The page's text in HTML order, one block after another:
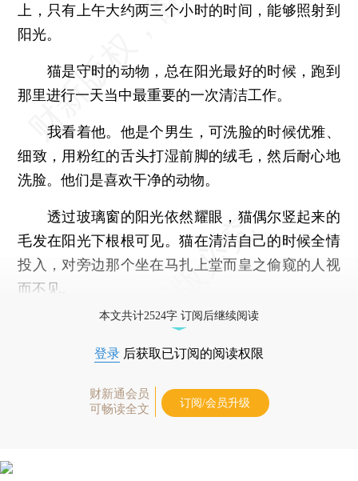
上，只有上午大约两三个小时的时间，能够照射到
阳光。
猫是守时的动物，总在阳光最好的时候，跑到
那里进行一天当中最重要的一次清洁工作。
我看着他。他是个男生，可洗脸的时候优雅、
细致，用粉红的舌头打湿前脚的绒毛，然后耐心地
洗脸。他们是喜欢干净的动物。
透过玻璃窗的阳光依然耀眼，猫偶尔竖起来的
毛发在阳光下根根可见。猫在清洁自己的时候全情
投入，对旁边那个坐在马扎上堂而皇之偷窥的人视
而不见。
本文共计2524字 订阅后继续阅读
登录 后获取已订阅的阅读权限
财新通会员
可畅读全文
订阅/会员升级